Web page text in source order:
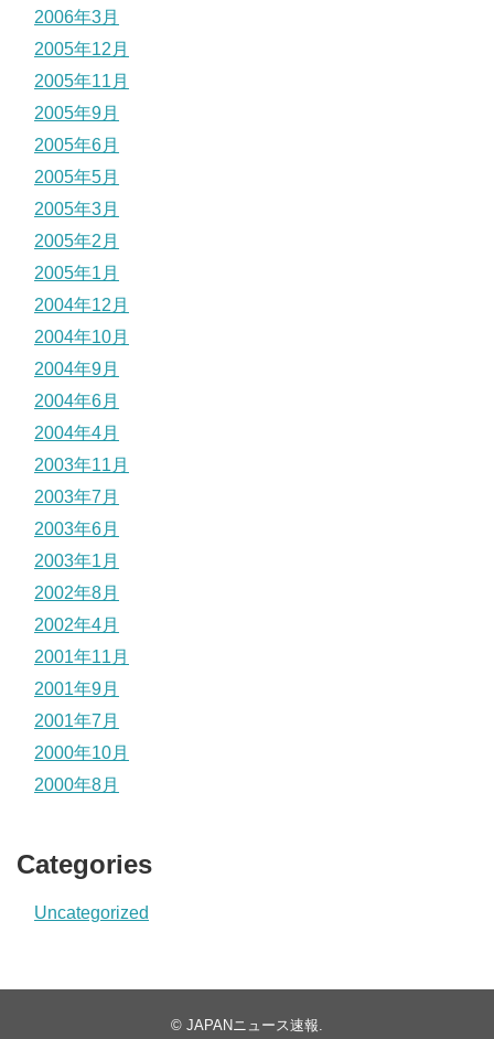
2006年3月
2005年12月
2005年11月
2005年9月
2005年6月
2005年5月
2005年3月
2005年2月
2005年1月
2004年12月
2004年10月
2004年9月
2004年6月
2004年4月
2003年11月
2003年7月
2003年6月
2003年1月
2002年8月
2002年4月
2001年11月
2001年9月
2001年7月
2000年10月
2000年8月
Categories
Uncategorized
© JAPANニュース速報